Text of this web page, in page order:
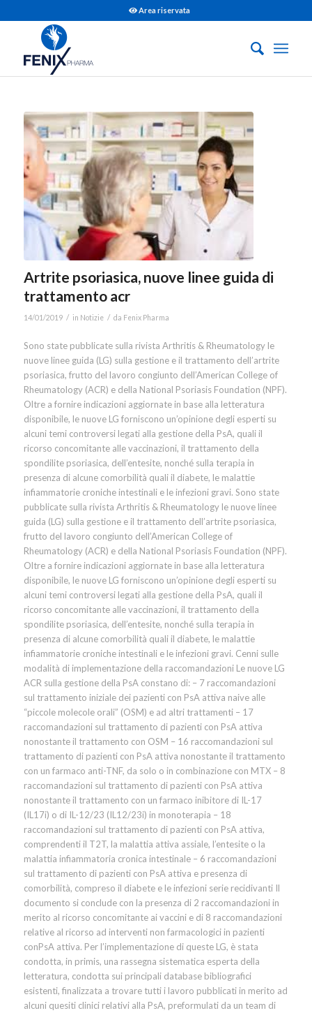
Area riservata
Artrite psoriasica, nuove linee guida di
trattamento acr
14/01/2019 / in Notizie / da Fenix Pharma
Sono state pubblicate sulla rivista Arthritis & Rheumatology le
nuove linee guida (LG) sulla gestione e il trattamento dell’artrite
psoriasica, frutto del lavoro congiunto dell’American College of
Rheumatology (ACR) e della National Psoriasis Foundation (NPF).
Oltre a fornire indicazioni aggiornate in base alla letteratura
disponibile, le nuove LG forniscono un’opinione degli esperti su
alcuni temi controversi legati alla gestione della PsA, quali il
ricorso concomitante alle vaccinazioni, il trattamento della
spondilite psoriasica, dell’entesite, nonché sulla terapia in
presenza di alcune comorbilità quali il diabete, le malattie
infiammatorie croniche intestinali e le infezioni gravi. Sono state
pubblicate sulla rivista Arthritis & Rheumatology le nuove linee
guida (LG) sulla gestione e il trattamento dell’artrite psoriasica,
frutto del lavoro congiunto dell’American College of
Rheumatology (ACR) e della National Psoriasis Foundation (NPF).
Oltre a fornire indicazioni aggiornate in base alla letteratura
disponibile, le nuove LG forniscono un’opinione degli esperti su
alcuni temi controversi legati alla gestione della PsA, quali il
ricorso concomitante alle vaccinazioni, il trattamento della
spondilite psoriasica, dell’entesite, nonché sulla terapia in
presenza di alcune comorbilità quali il diabete, le malattie
infiammatorie croniche intestinali e le infezioni gravi. Cenni sulle
modalità di implementazione della raccomandazioni Le nuove LG
ACR sulla gestione della PsA constano di: – 7 raccomandazioni
sul trattamento iniziale dei pazienti con PsA attiva naive alle
“piccole molecole orali” (OSM) e ad altri trattamenti – 17
raccomandazioni sul trattamento di pazienti con PsA attiva
nonostante il trattamento con OSM – 16 raccomandazioni sul
trattamento di pazienti con PsA attiva nonostante il trattamento
con un farmaco anti-TNF, da solo o in combinazione con MTX – 8
raccomandazioni sul trattamento di pazienti con PsA attiva
nonostante il trattamento con un farmaco inibitore di IL-17
(IL17i) o di IL-12/23 (IL12/23i) in monoterapia – 18
raccomandazioni sul trattamento di pazienti con PsA attiva,
comprendenti il T2T, la malattia attiva assiale, l’entesite o la
malattia infiammatoria cronica intestinale – 6 raccomandazioni
sul trattamento di pazienti con PsA attiva e presenza di
comorbilità, compreso il diabete e le infezioni serie recidivanti Il
documento si conclude con la presenza di 2 raccomandazioni in
merito al ricorso concomitante ai vaccini e di 8 raccomandazioni
relative al ricorso ad interventi non farmacologici in pazienti
conPsA attiva. Per l’implementazione di queste LG, è stata
condotta, in primis, una rassegna sistematica esperta della
letteratura, condotta sui principali database bibliografici
esistenti, finalizzata a trovare tutti i lavoro pubblicati in merito ad
alcuni quesiti clinici relativi alla PsA, preformulati da un team di